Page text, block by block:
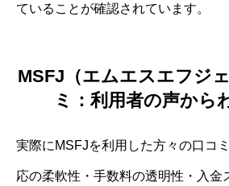
ていることが確認されています。
MSFJ（エムエスエフジ
ミ：利用者の声から
実際にMSFJを利用した方々の口コ
応の柔軟性・手数料の透明性・入金